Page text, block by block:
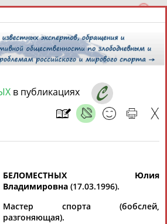
2026 года,
И СПЕЦИАЛИСТЫ
Расширенный поиск
в публикациях
БЕЛОМЕСТНЫХ Юлия
Владимировна (17.03.1996).
Мастер спорта (бобслей,
разгоняющая).